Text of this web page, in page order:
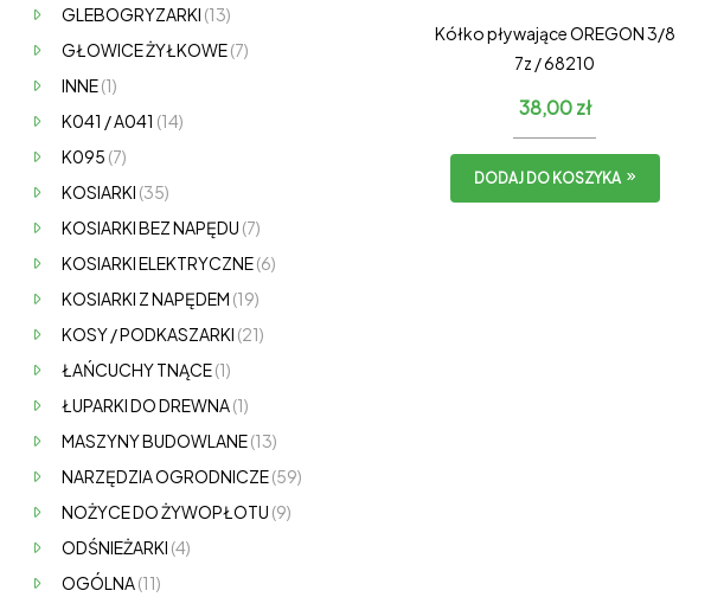
Kółko pływające OREGON 3/8
7z / 68210
38,00zł
DODAJ DO KOSZYKA
GLEBOGRYZARKI (13)
GŁOWICE ŻYŁKOWE(7)
INNE(1)
K041 / A041 (14)
K095 (7)
KOSIARKI (35)
KOSIARKI BEZ NAPĘDU (7)
KOSIARKI ELEKTRYCZNE(6)
KOSIARKI Z NAPĘDEM (19)
KOSY / PODKASZARKI (21)
ŁAŃCUCHY TNĄCE(1)
ŁUPARKI DO DREWNA(1)
MASZYNY BUDOWLANE(13)
NARZĘDZIA OGRODNICZE(59)
NOŻYCE DO ŻYWOPŁOTU (9)
ODŚNIEŻARKI (4)
OGÓLNA(11)